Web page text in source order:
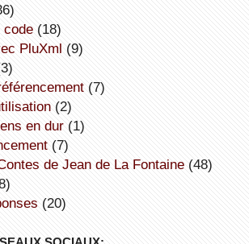
code(18)
PluXml (9)
(7)
(2)
en dur(1)
(7)
de Jean de La Fontaine(48)
(20)